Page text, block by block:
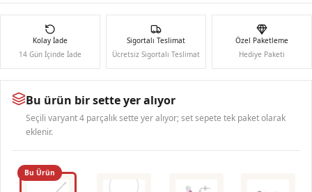
Kolay İade
14 Gün İçinde İade
Sigortalı Teslimat
Ücretsiz Sigortalı Teslimat
Özel Paketleme
Hediye Paketi
Bu ürün bir sette yer alıyor
Seçili varyant 4 parçalık sette yer alıyor; set sepete tek paket olarak
eklenir.
Bu Ürün